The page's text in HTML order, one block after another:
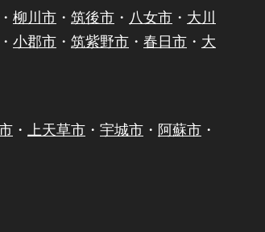
・ 柳川市 ・ 筑後市 ・ 八女市 ・ 大川
小郡市 ・ 筑紫野市 ・ 春日市 ・ 大
・ 上天草市 ・ 宇城市 ・ 阿蘇市 ・